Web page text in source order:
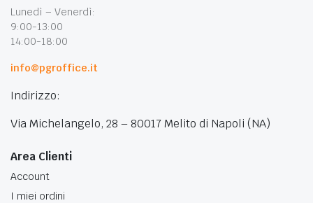
Lunedì – Venerdì:
9:00-13:00
14:00-18:00
info@pgroffice.it
Indirizzo:
Via Michelangelo, 28 – 80017 Melito di Napoli (NA)
Area Clienti
Account
I miei ordini